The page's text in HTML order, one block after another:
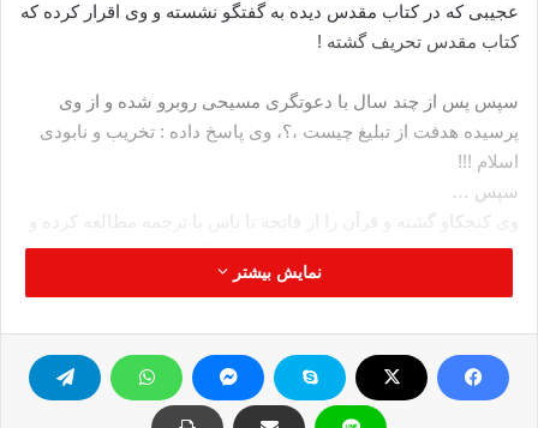
عجیبی که در کتاب مقدس دیده به گفتگو نشسته و وی اقرار کرده که
کتاب مقدس تحریف گشته !
سپس پس از چند سال با دعوتگری مسیحی روبرو شده و از وی
پرسیده هدفت از تبلیغ چیست ،؟، وی پاسخ داده : تخریب و نابودی
اسلام !!!
سپس …
وی کنجکاو گشته و قرآن را از فاتحه تا ناس با ترجمه مطالعه کرده و
از اسماء و صفات خداوند در قرآن متعجب گشته ، صفاتی که در
کتاب مقدس نبوده و ندیده ، کتابی که میگوید یعقوب با خداوند
وی در حال حاضر یکی از دعوتگران برجسته غربیست که تا بحال
بیش از سه هزار آلمانی توسط وی مسلمان گشته اند ، این قضیه
نمایش بیشتر